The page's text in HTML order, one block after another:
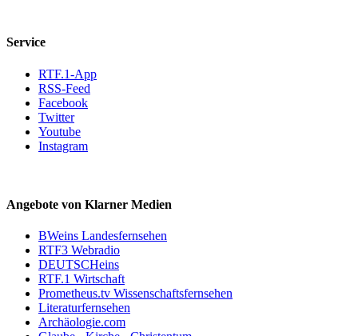
Service
RTF.1-App
RSS-Feed
Facebook
Twitter
Youtube
Instagram
Angebote von Klarner Medien
BWeins Landesfernsehen
RTF3 Webradio
DEUTSCHeins
RTF.1 Wirtschaft
Prometheus.tv Wissenschaftsfernsehen
Literaturfernsehen
Archäologie.com